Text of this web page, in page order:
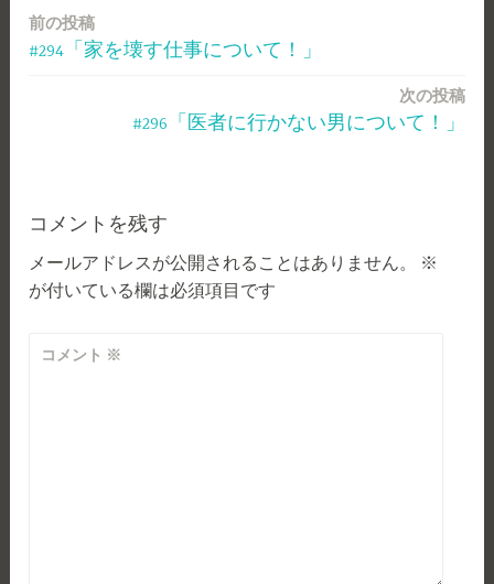
投
ー
シ
ョ
ン
前の投稿
#294「家を壊す仕事について！」
次の投稿
#296「医者に行かない男について！」
コメントを残す
メールアドレスが公開されることはありません。
※
が付いている欄は必須項目です
コメント ※